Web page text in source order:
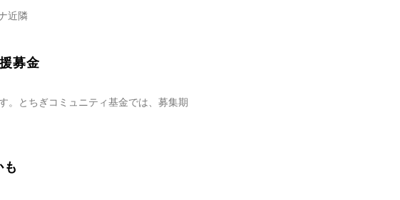
近隣
募金
。とちぎコミュニティ基金では、募集期